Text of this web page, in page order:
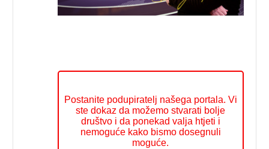
Postanite podupiratelj našega portala. Vi
ste dokaz da možemo stvarati bolje
društvo i da ponekad valja htjeti i
nemoguće kako bismo dosegnuli
moguće.